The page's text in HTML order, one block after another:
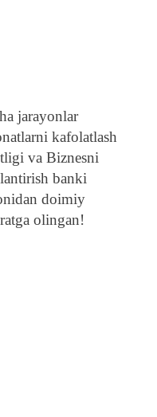
jarayonlar
kafolatlash
va Biznesni
banki
doimiy
olingan!